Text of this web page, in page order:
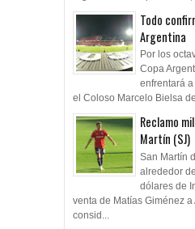
Todo
Argentina
Por los
Copa
enfrentará
el Coloso Marcelo Bielsa
Reclamo
Martín (SJ)
San Martín
alrededor
dólares de
venta de Matías Giménez a
consid...